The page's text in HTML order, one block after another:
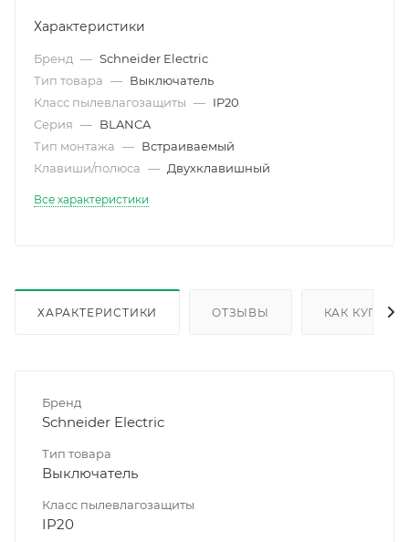
Характеристики
Бренд — Schneider Electric
Тип товара — Выключатель
Класс пылевлагозащиты — IP20
Серия — BLANCA
Тип монтажа — Встраиваемый
Клавиши/полюса — Двухклавишный
Все характеристики
ХАРАКТЕРИСТИКИ ОТЗЫВЫ КАК КУПИТЬ
Бренд
Schneider Electric
Тип товара
Выключатель
Класс пылевлагозащиты
IP20